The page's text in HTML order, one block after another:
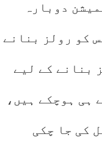
کمیشن دوبارہ
کو رولز بنانے
بنانے کے لیے
ہی ہوچکے ہیں،
کی جا چکی